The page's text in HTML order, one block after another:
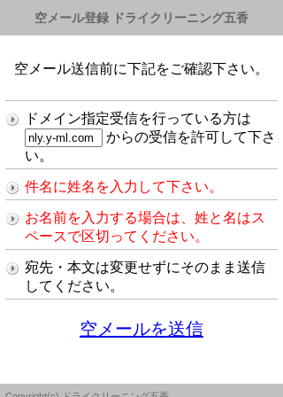
空メール登録 ドライクリーニング五香
空メール送信前に下記をご確認下さい。
ドメイン指定受信を行っている方は
からの受信を許可して下さ
い。
件名に姓名を入力して下さい。
お名前を入力する場合は、姓と名はス
ペースで区切ってください。
宛先・本文は変更せずにそのまま送信
してください。
空メールを送信